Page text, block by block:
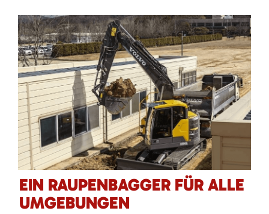
EIN RAUPENBAGGER FÜR ALLE
UMGEBUNGEN